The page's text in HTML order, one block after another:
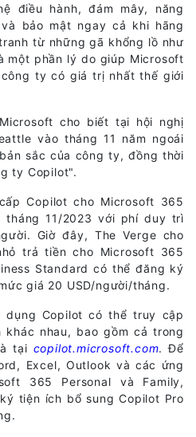
điều hành, đám mây, năng
bảo mật ngay cả khi hãng
từ những gã khổng lồ như
một phần lý do giúp Microsoft
ty có giá trị nhất thế giới
cho biết tại hội nghị
vào tháng 11 năm ngoái
sắc của công ty, đồng thời
ty Copilot".
Copilot cho Microsoft 365
11/2023 với phí duy trì
Giờ đây, The Verge cho
trả tiền cho Microsoft 365
Standard có thể đăng ký
giá 20 USD/người/tháng.
dụng Copilot có thể truy cập
khác nhau, bao gồm cả trong
tại copilot.microsoft.com. Để
Excel, Outlook và các ứng
365 Personal và Family,
tiện ích bổ sung Copilot Pro